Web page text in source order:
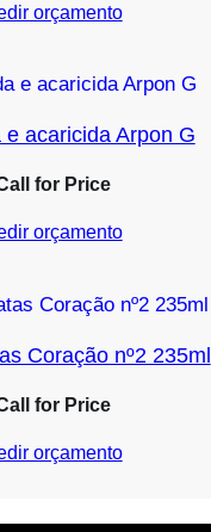
orçamento
e acaricida Arpon G
for Price
orçamento
Coração nº2 235ml
for Price
orçamento